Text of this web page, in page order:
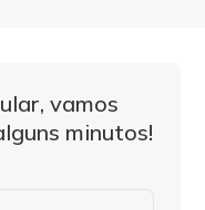
vamos
minutos!